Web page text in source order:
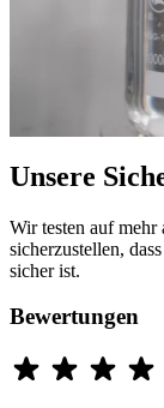
Unsere
Wir testen auf mehr
sicherzustellen,
sicher ist.
Bewertungen